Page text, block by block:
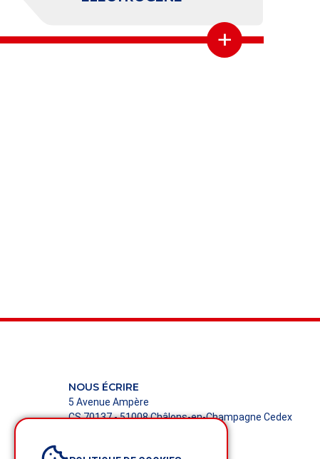
+
NOUS ÉCRIRE
5 Avenue Ampère
CS 70137 - 51008 Châlons-en-Champagne Cedex
NOUS CONTACTER